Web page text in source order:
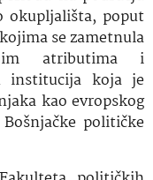
okupljališta, poput
se zametnula
atributima i
institucija koja je
kao evropskog
političke